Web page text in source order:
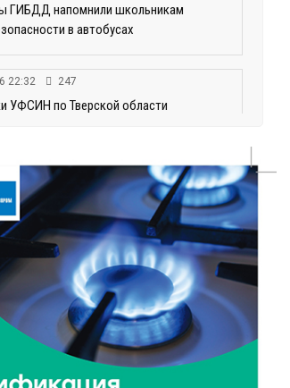
ГИБДД напомнили школьникам
в автобусах
22:32 247
УФСИН по Тверской области
22:02
РЖД: пассажиров начнут
об изменениях маршрута в
21:02 337
фонд РФ представил актуальные
пенсионеров